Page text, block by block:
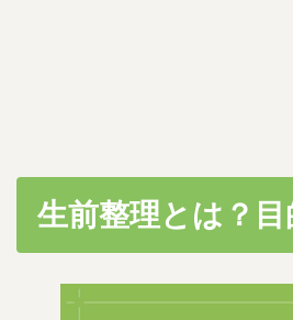
生前整理とは？